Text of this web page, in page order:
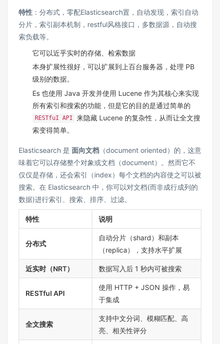
特性 ：分布式，零配Elasticsearch置，自动发现，索引自动
分片，索引副本机制，restful风格接口，多数据源，自动搜
索负载等。
它可以近乎实时的存储、检索数据
本身扩展性很好，可以扩展到上百台服务器，处理 PB
级别的数据。
Es 也使用 Java 开发并使用 Lucene 作为其核心来实现
所有索引和搜索的功能，但是它的目的是通过简单的
RESTfuI API
来隐藏 Lucene 的复杂性，从而让全文搜
索变得简单。
Elasticsearch 是 面向文档 （document oriented）的，这意
味着它可以存储整个对象或文档（document）。然而它不
仅仅是存储，还会索引（index）每个文档的内容使之可以被
搜索。在 Elasticsearch 中，你可以对文档(而非成行成列的
数据)进行索引、搜索、排序、过滤。
特性 说明
分布式
自动分片（shard）和副本
（replica），支持水平扩展
近实时（NRT） 数据写入后 1 秒内可被搜索
RESTful API
使用 HTTP + JSON 操作，易
于集成
全文搜索
支持中文分词、模糊匹配、高
亮、相关性评分